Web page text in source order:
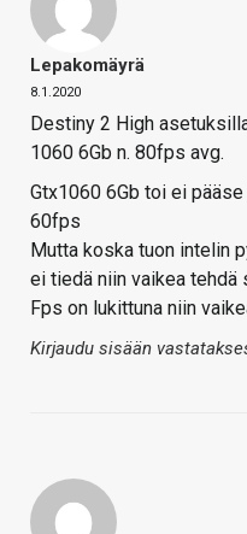
Lepakomäyrä
8.1.2020
Destiny 2 High
1060 6Gb n. 80fps avg.
Gtx1060 6Gb toi ei
60fps
Mutta koska tuon intelin
ei tiedä niin vaikea tehdä
Fps on lukittuna niin
Kirjaudu sisään